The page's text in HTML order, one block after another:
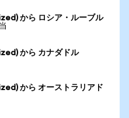
から ロシア・ルーブル
から カナダドル
から オーストラリアド